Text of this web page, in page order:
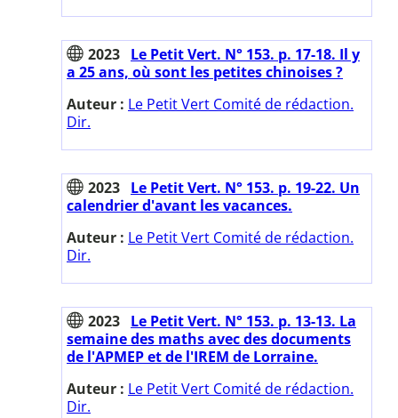
2023 Le Petit Vert. N° 153. p. 17-18. Il y
a 25 ans, où sont les petites chinoises ?
Auteur : Le Petit Vert Comité de rédaction.
Dir.
2023 Le Petit Vert. N° 153. p. 19-22. Un
calendrier d'avant les vacances.
Auteur : Le Petit Vert Comité de rédaction.
Dir.
2023 Le Petit Vert. N° 153. p. 13-13. La
semaine des maths avec des documents
de l'APMEP et de l'IREM de Lorraine.
Auteur : Le Petit Vert Comité de rédaction.
Dir.